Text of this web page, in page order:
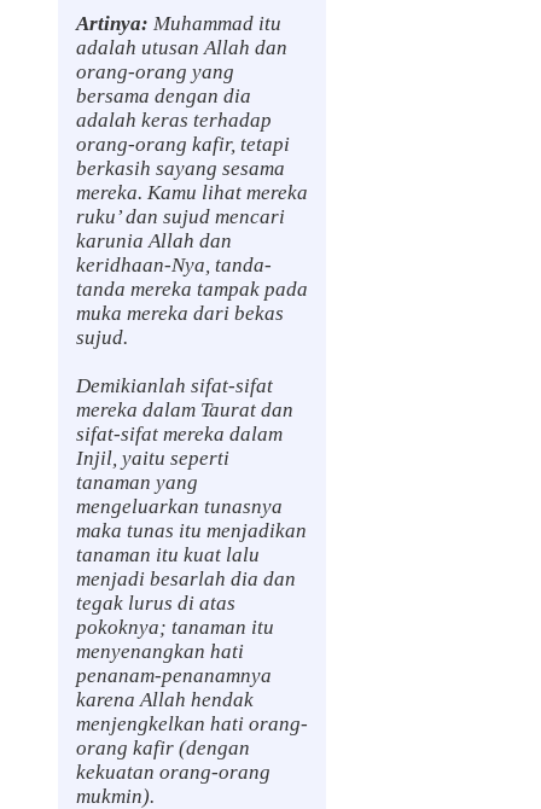
Artinya: Muhammad itu
adalah utusan Allah dan
orang-orang yang
bersama dengan dia
adalah keras terhadap
orang-orang kafir, tetapi
berkasih sayang sesama
mereka. Kamu lihat mereka
ruku’ dan sujud mencari
karunia Allah dan
keridhaan-Nya, tanda-
tanda mereka tampak pada
muka mereka dari bekas
sujud.
Demikianlah sifat-sifat
mereka dalam Taurat dan
sifat-sifat mereka dalam
Injil, yaitu seperti
tanaman yang
mengeluarkan tunasnya
maka tunas itu menjadikan
tanaman itu kuat lalu
menjadi besarlah dia dan
tegak lurus di atas
pokoknya; tanaman itu
menyenangkan hati
penanam-penanamnya
karena Allah hendak
menjengkelkan hati orang-
orang kafir (dengan
kekuatan orang-orang
mukmin).